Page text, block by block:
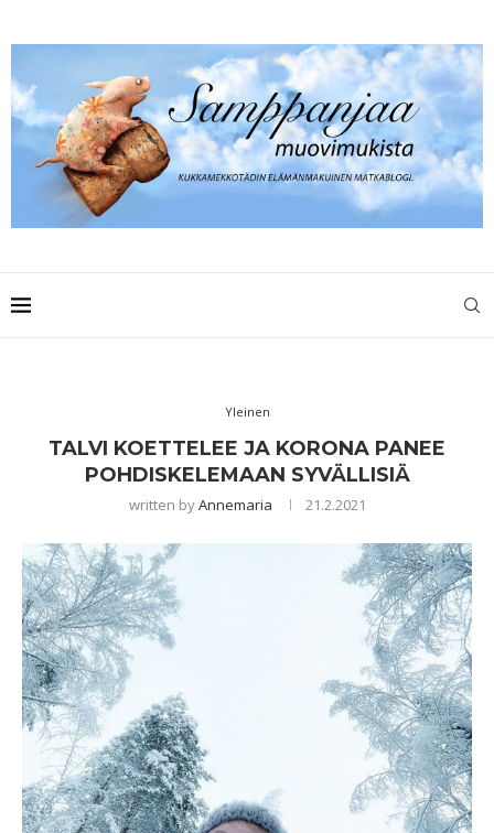
Yleinen
TALVI KOETTELEE JA KORONA PANEE
POHDISKELEMAAN SYVÄLLISIÄ
written byAnnemaria 21.2.2021